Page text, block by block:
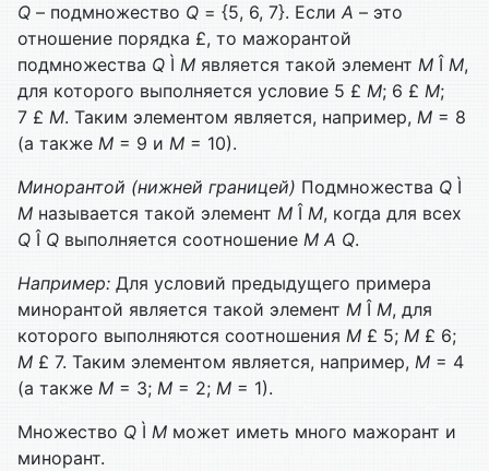
Q – подмножество Q = {5, 6, 7}. Если А – это
отношение порядка £, то мажорантой
подмножества Q Ì M является такой элемент M Î M,
для которого выполняется условие 5 £ M; 6 £ M;
7 £ M. Таким элементом является, например, M = 8
(а также M = 9 и M = 10).
Минорантой (нижней границей) Подмножества Q Ì
M назы­вается такой элемент M Î M, когда для всех
Q Î Q выполняется соотношение M А Q.
Например: Для условий предыдущего примера
минорантой является такой элемент M Î M, для
которого выполняются соотношения M £ 5; M £ 6;
M £ 7. Таким элементом является, например, M = 4
(а также M = 3; M = 2; M = 1).
Множество Q Ì M может иметь много мажорант и
минорант.